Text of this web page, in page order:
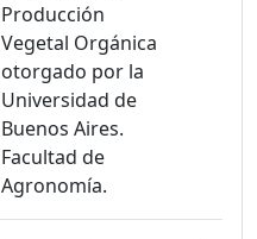
Producción
Vegetal Orgánica
otorgado por la
Universidad de
Buenos Aires.
Facultad de
Agronomía.